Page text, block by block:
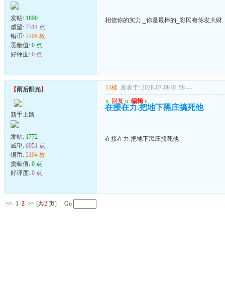
发帖: 1890
威望: 7314 点
铜币: 2209 枚
贡献值: 0 点
好评度: 0 点
相信你的实力,_你是最棒的_彩民有你发大财
【雨后阳光】
新手上路
发帖: 1772
威望: 6951 点
铜币: 2104 枚
贡献值: 0 点
好评度: 0 点
13楼 发表于: 2026-07-08 01:58 ---
u 回复 u 编辑 u
在接在力.把地下黑庄搞死他
在接在力.把地下黑庄搞死他
<< 1 2 >> [共2 页] Go